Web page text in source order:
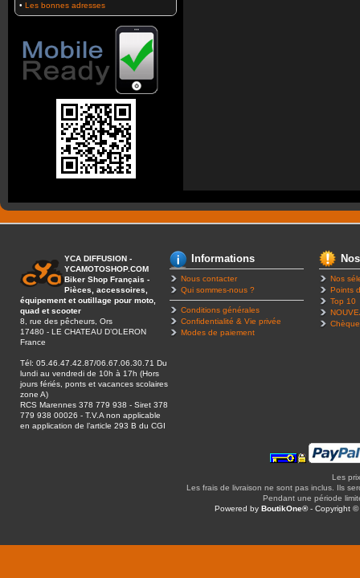
• Les bonnes adresses
YCA DIFFUSION -
YCAMOTOSHOP.COM
Biker Shop Français -
Pièces, accessoires,
équipement et outillage pour moto,
quad et scooter
8, rue des pêcheurs, Ors
17480 - LE CHATEAU D’OLERON
France
Tél: 05.46.47.42.87/06.67.06.30.71 Du
lundi au vendredi de 10h à 17h (Hors
jours fériés, ponts et vacances scolaires
zone A)
RCS Marennes 378 779 938 - Siret 378
779 938 00026 - T.V.A non applicable
en application de l’article 293 B du CGI
Informations
Nous contacter
Qui sommes-nous ?
Conditions générales
Confidentialité & Vie privée
Modes de paiement
Nos
Points
Top 10
Les
Les frais de livraison ne sont pas inclus. Ils
Pendant une période
Powered byBoutikOne®- Copyright ©